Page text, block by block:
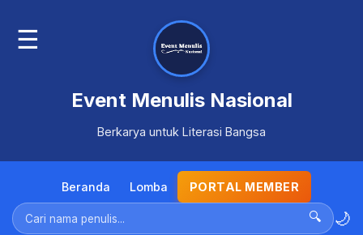
☰
Event Menulis Nasional
Berkarya untuk Literasi Bangsa
Beranda Lomba PORTAL MEMBER
🔍 🌙